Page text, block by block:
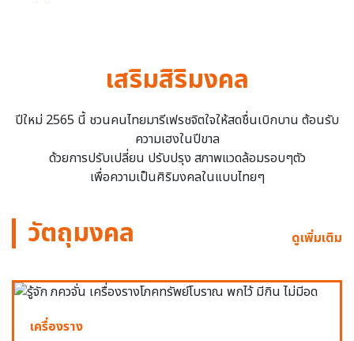
เสริมสิริมงคล
ปีใหม่ 2565 นี้ ชวนคนไทยมารีเฟรชจิตใจให้สดชื่นเบิกบาน ต้อนรับ
ความเฮงในปีขาล
ด้วยการปรับเปลี่ยน ปรับปรุง สภาพแวดล้อมรอบๆตัว
เพื่อความเป็นศิริมงคลในแบบไทยๆ
วัตถุมงคล ดูเพิ่มเติม
เครื่องราง